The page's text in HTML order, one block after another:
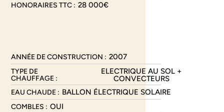
HONORAIRES TTC : 28 000€
ANNÉE DE CONSTRUCTION : 2007
TYPE DE
CHAUFFAGE :
ELECTRIQUE AU SOL +
CONVECTEURS
EAU CHAUDE : BALLON ÉLECTRIQUE SOLAIRE
COMBLES : OUI